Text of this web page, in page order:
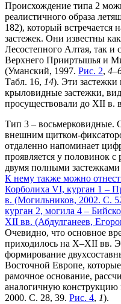
Происхождение типа 2
реалистичного образа
182), который встречается
застежек. Они известны
Лесостепного Алтая, так и
Верхнего Прииртышья и
(Уманский, 1997. Рис. 2,
Табл. 16, 14). Эти застежки
крыловидные застежки,
просуществовали до XII в.
Тип 3 – восьмерковидные.
внешним щитком-
отдаленно напоминает
проявляется у половинок
двумя полными
К нему также можно
Корболиха VI, курган 1 –
в. (Могильников, 2002. С.
курган 2, могила 4 –
XII вв. (Абдулганеев,
Очевидно, что основное
приходилось на X–XII вв.
формирование
Восточной Европе,
рамочное основание,
аналогичную
2000. С. 28, 39. Рис. 4, 1).